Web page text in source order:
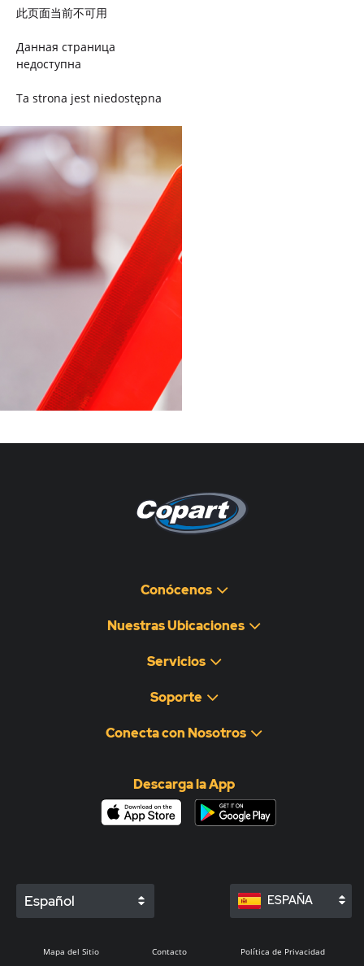
此页面当前不可用
Данная страница
недоступна
Ta strona jest niedostępna
Trang này không có
Esta página não está
disponível
このページは現在利用できま
せん
Pagina non disponibile
هذه الصفحة غير متوفرة
Conócenos
Nuestras Ubicaciones
Servicios
Soporte
Conecta con Nosotros
Descarga la App
Español ESPAÑA
Mapa del Sitio Contacto Política de Privacidad